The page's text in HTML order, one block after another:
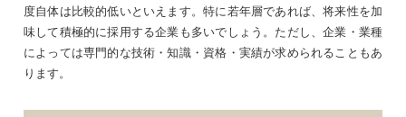
度自体は比較的低いといえます。特に若年層であれば、将来性を加
味して積極的に採用する企業も多いでしょう。ただし、企業・業種
によっては専門的な技術・知識・資格・実績が求められることもあ
ります。